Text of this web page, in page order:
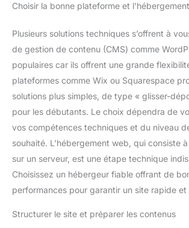
Choisir la bonne plateforme et l’hébergement
Plusieurs solutions techniques s’offrent à
de gestion de contenu (CMS) comme
populaires car ils offrent une grande
plateformes comme Wix ou Squarespace
solutions plus simples, de type « glisser-
pour les débutants. Le choix dépendra de
vos compétences techniques et du niveau
souhaité. L’hébergement web, qui consiste
sur un serveur, est une étape technique
Choisissez un hébergeur fiable offrant de
performances pour garantir un site rapide et
Structurer le site et préparer les contenus